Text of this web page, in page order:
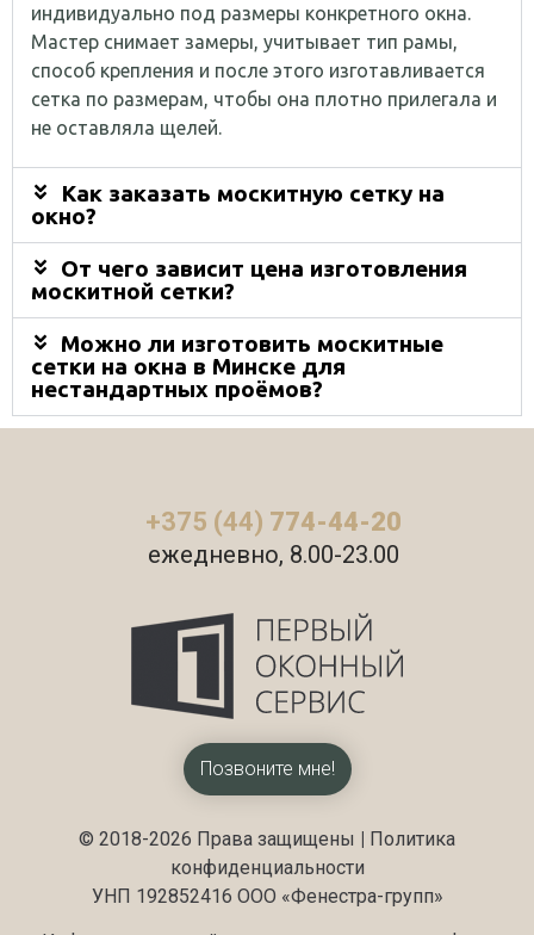
индивидуально под размеры конкретного окна.
Мастер снимает замеры, учитывает тип рамы,
способ крепления и после этого изготавливается
сетка по размерам, чтобы она плотно прилегала и
не оставляла щелей.
Как заказать москитную сетку на
окно?
От чего зависит цена изготовления
москитной сетки?
Можно ли изготовить москитные
сетки на окна в Минске для
нестандартных проёмов?
+375 (44) 774-44-20
ежедневно, 8.00-23.00
Позвоните мне!
© 2018-2026 Права защищены | Политика
конфиденциальности
УНП 192852416 ООО «Фенестра-групп»